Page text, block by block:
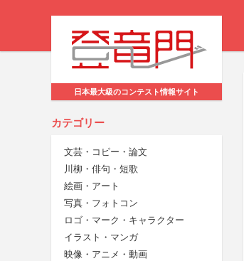
日本最大級のコンテスト情報サイト
カテゴリー
文芸・コピー・論文
川柳・俳句・短歌
絵画・アート
写真・フォトコン
ロゴ・マーク・キャラクター
イラスト・マンガ
映像・アニメ・動画